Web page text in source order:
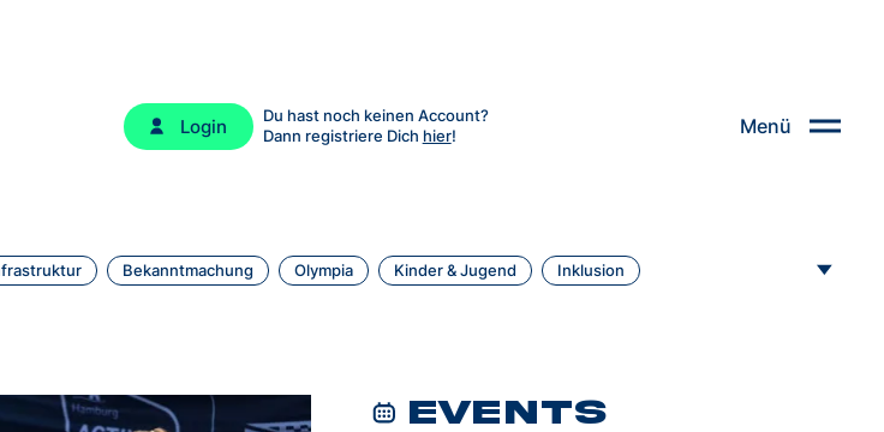
Login
Du hast noch keinen Account?
Dann registriere Dich hier! Menü
Bekanntmachung Olympia Kinder & Jugend Inklusion
Events